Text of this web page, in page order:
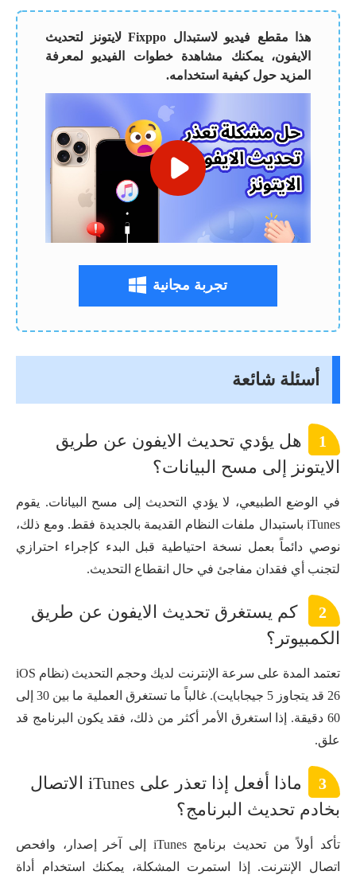
هذا مقطع فيديو لاستبدال Fixppo لايتونز لتحديث
الايفون، يمكنك مشاهدة خطوات الفيديو لمعرفة
المزيد حول كيفية استخدامه.
تجربة مجانية
أسئلة شائعة
1
هل يؤدي تحديث الايفون عن طريق
الايتونز إلى مسح البيانات؟
في الوضع الطبيعي، لا يؤدي التحديث إلى مسح البيانات. يقوم
iTunes باستبدال ملفات النظام القديمة بالجديدة فقط. ومع ذلك،
نوصي دائماً بعمل نسخة احتياطية قبل البدء كإجراء احترازي
لتجنب أي فقدان مفاجئ في حال انقطاع التحديث.
2
كم يستغرق تحديث الايفون عن طريق
الكمبيوتر؟
تعتمد المدة على سرعة الإنترنت لديك وحجم التحديث (نظام iOS
26 قد يتجاوز 5 جيجابايت). غالباً ما تستغرق العملية ما بين 30 إلى
60 دقيقة. إذا استغرق الأمر أكثر من ذلك، فقد يكون البرنامج قد
علق.
3
ماذا أفعل إذا تعذر على iTunes الاتصال
بخادم تحديث البرنامج؟
تأكد أولاً من تحديث برنامج iTunes إلى آخر إصدار، وافحص
اتصال الإنترنت. إذا استمرت المشكلة، يمكنك استخدام أداة